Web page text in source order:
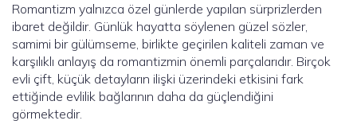
Romantizm yalnızca özel günlerde yapılan sürprizlerden
ibaret değildir. Günlük hayatta söylenen güzel sözler,
samimi bir gülümseme, birlikte geçirilen kaliteli zaman ve
karşılıklı anlayış da romantizmin önemli parçalarıdır. Birçok
evli çift, küçük detayların ilişki üzerindeki etkisini fark
ettiğinde evlilik bağlarının daha da güçlendiğini
görmektedir.